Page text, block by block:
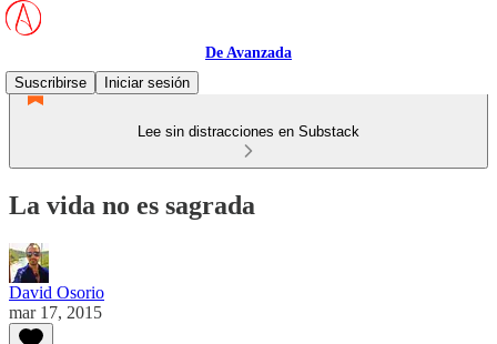
De Avanzada
Suscribirse
Iniciar sesión
Lee sin distracciones en Substack
La vida no es sagrada
David Osorio
mar 17, 2015